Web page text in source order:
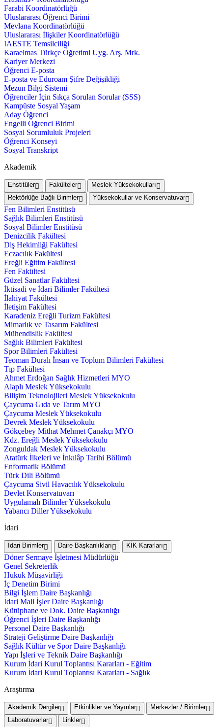
Farabi Koordinatörlüğü
Uluslararası Öğrenci Birimi
Mevlana Koordinatörlüğü
Uluslararası İlişkiler Koordinatörlüğü
IAESTE Temsilciliği
Karaelmas Türkçe Öğretimi Uyg. Arş. Mrk.
Kariyer Merkezi
Öğrenci E-posta
E-posta ve Eduroam Şifre Değişikliği
Mezun Bilgi Sistemi
Öğrenciler İçin Sıkça Sorulan Sorular (SSS)
Kampüste Sosyal Yaşam
Aday Öğrenci
Engelli Öğrenci Birimi
Sosyal Sorumluluk Projeleri
Öğrenci Konseyi
Sosyal Transkript
Akademik
Enstitüler Fakülteler
Meslek Yüksekokulları
Rektörlüğe Bağlı Birimler
Yüksekokullar ve Konservatuvar
Fen Bilimleri Enstitüsü
Sağlık Bilimleri Enstitüsü
Sosyal Bilimler Enstitüsü
Denizcilik Fakültesi
Diş Hekimliği Fakültesi
Eczacılık Fakültesi
Ereğli Eğitim Fakültesi
Fen Fakültesi
Güzel Sanatlar Fakültesi
İktisadi ve İdari Bilimler Fakültesi
İlahiyat Fakültesi
İletişim Fakültesi
Karadeniz Ereğli Turizm Fakültesi
Mimarlık ve Tasarım Fakültesi
Mühendislik Fakültesi
Sağlık Bilimleri Fakültesi
Spor Bilimleri Fakültesi
Teoman Duralı İnsan ve Toplum Bilimleri Fakültesi
Tıp Fakültesi
Ahmet Erdoğan Sağlık Hizmetleri MYO
Alaplı Meslek Yüksekokulu
Bilişim Teknolojileri Meslek Yüksekokulu
Çaycuma Gıda ve Tarım MYO
Çaycuma Meslek Yüksekokulu
Devrek Meslek Yüksekokulu
Gökçebey Mithat Mehmet Çanakçı MYO
Kdz. Ereğli Meslek Yüksekokulu
Zonguldak Meslek Yüksekokulu
Atatürk İlkeleri ve İnkılâp Tarihi Bölümü
Enformatik Bölümü
Türk Dili Bölümü
Çaycuma Sivil Havacılık Yüksekokulu
Devlet Konservatuvarı
Uygulamalı Bilimler Yüksekokulu
Yabancı Diller Yüksekokulu
İdari
İdari Birimler Daire Başkanlıkları KİK Kararları
Döner Sermaye İşletmesi Müdürlüğü
Genel Sekreterlik
Hukuk Müşavirliği
İç Denetim Birimi
Bilgi İşlem Daire Başkanlığı
İdari Mali İşler Daire Başkanlığı
Kütüphane ve Dok. Daire Başkanlığı
Öğrenci İşleri Daire Başkanlığı
Personel Daire Başkanlığı
Strateji Geliştirme Daire Başkanlığı
Sağlık Kültür ve Spor Daire Başkanlığı
Yapı İşleri ve Teknik Daire Başkanlığı
Kurum İdari Kurul Toplantısı Kararları - Eğitim
Kurum İdari Kurul Toplantısı Kararları - Sağlık
Araştırma
Akademik Dergiler Etkinlikler ve Yayınlar
Merkezler / Birimler
Laboratuvarlar
Linkler